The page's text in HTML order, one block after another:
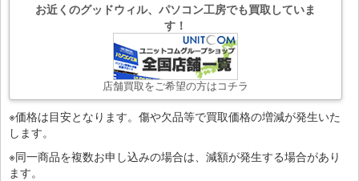
お近くのグッドウィル、パソコン工房でも買取していま
す！
店舗買取をご希望の方はコチラ
※価格は目安となります。傷や欠品等で買取価格の増減が発生いた
します。
※同一商品を複数お申し込みの場合は、減額が発生する場合があり
ます。